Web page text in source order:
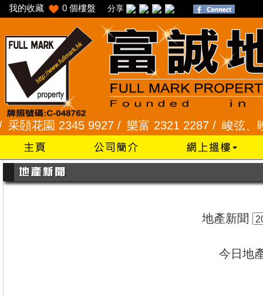
我的收藏 0 個樓盤 分享
園 2345 9927 /樂富 2321 2287 /峻弦、曉暉
地產新聞
今日地